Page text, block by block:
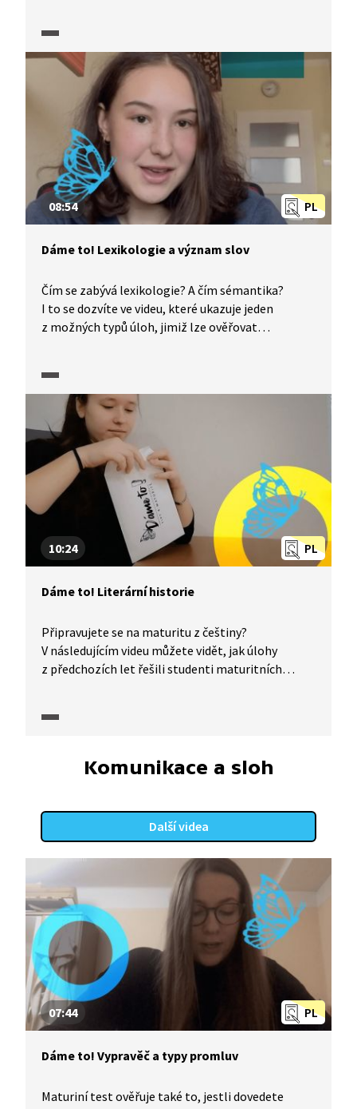
či domněnky. Podívejte se, jak může v maturitním
testu být ověřována tato dovednost a jak takovou
úlohu řešit.
PL
08:54
Dáme to! Lexikologie a význam slov
Čím se zabývá lexikologie? A čím sémantika?
I to se dozvíte ve videu, které ukazuje jeden
z možných typů úloh, jimiž lze ověřovat
jsou zvolené postupy řešení vhodné a zda vedou
ke správnému řešení.
PL
10:24
Dáme to! Literární historie
Připravujete se na maturitu z češtiny?
V následujícím videu můžete vidět, jak úlohy
z předchozích let řešili studenti maturitních
podobné typy úloh úspěšně a efektivně řešit!
Komunikace a sloh
Další videa
PL
07:44
Dáme to! Vypravěč a typy promluv
Maturiní test ověřuje také to, jestli dovedete